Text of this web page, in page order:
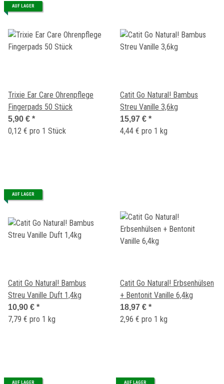
AUF LAGER
Trixie Ear Care Ohrenpflege
Fingerpads 50 Stück
5,90 € *
0,12 € pro 1 Stück
Catit Go Natural! Bambus
Streu Vanille 3,6kg
15,97 € *
4,44 € pro 1 kg
AUF LAGER
Catit Go Natural! Bambus
Streu Vanille Duft 1,4kg
10,90 € *
7,79 € pro 1 kg
Catit Go Natural! Erbsenhülsen
+ Bentonit Vanille 6,4kg
18,97 € *
2,96 € pro 1 kg
AUF LAGER AUF LAGER